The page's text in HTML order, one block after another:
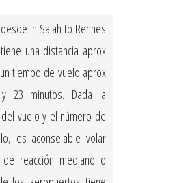
In Salah to Rennes
una distancia aprox
tiempo de vuelo aprox
23 minutos. Dada la
vuelo y el número de
es aconsejable volar
reacción mediano o